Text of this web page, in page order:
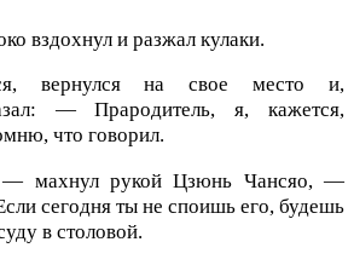
вздохнул и разжал кулаки.
вернулся на свое место и,
— Прародитель, я, кажется,
что говорил.
махнул рукой Цзюнь Чансяо, —
сегодня ты не споишь его, будешь
в столовой.